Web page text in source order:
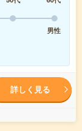
男性
詳しく見る